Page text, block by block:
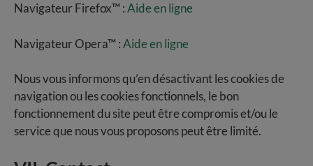
Navigateur Firefox™ :Aide en ligne
Navigateur Opera™ :Aide en ligne
Nous vous informons qu’en désactivant les cookies de
navigation ou les cookies fonctionnels, le bon
fonctionnement du site peut être compromis et/ou le
service que nous vous proposons peut être limité.